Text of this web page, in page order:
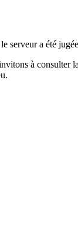
serveur a été
à consulter